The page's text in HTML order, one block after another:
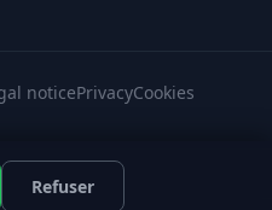
noticePrivacyCookies
Refuser